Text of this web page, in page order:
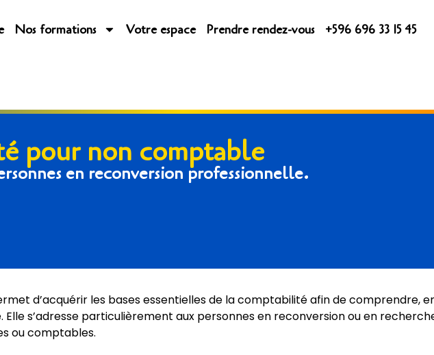
Nos formations Votre espace Prendre rendez-vous +596 696 33 15 45
pour non comptable
en reconversion professionnelle.
d’acquérir les bases essentielles de la comptabilité afin de comprendre,
s’adresse particulièrement aux personnes en reconversion ou en
ou comptables.